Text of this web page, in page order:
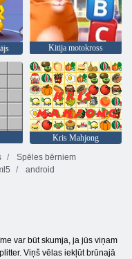
Kitija motokross
Kris Mahjong
Spēles bērniem
android
var būt skumja, ja jūs viņam
Viņš vēlas iekļūt brūnajā